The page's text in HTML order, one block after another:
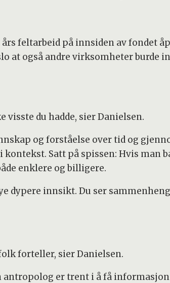
feltarbeid på innsiden av fondet
at også andre virksomheter burde
du hadde, sier Danielsen.
og forståelse over tid og
Satt på spissen: Hvis man
enklere og billigere.
dypere innsikt. Du ser
forteller, sier Danielsen.
er trent i å få